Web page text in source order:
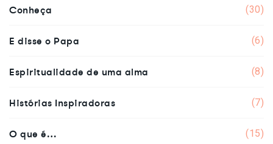
Conheça (30)
E disse o Papa (6)
Espiritualidade de uma alma (8)
Histórias Inspiradoras (7)
O que é… (15)